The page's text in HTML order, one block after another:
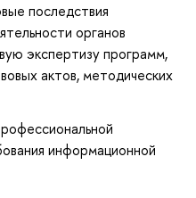
последствия
органов
экспертизу программ,
актов, методических
информационной